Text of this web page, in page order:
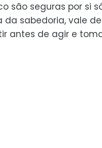
são seguras por si
da sabedoria, vale
antes de agir e